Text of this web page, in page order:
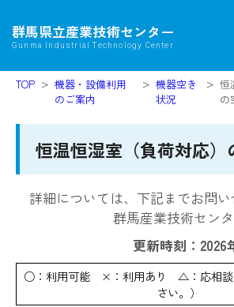
群馬県立産業技術センター
Gunma Industrial Technology Center
TOP
機器・設備利用
のご案内
機器空き
状況
恒
の
恒温恒湿室（負荷対応）
詳細については、下記までお問い
群馬産業技術セン
更新時刻：2026
○：利用可能 ×：利用あり △：応相談
さい。）